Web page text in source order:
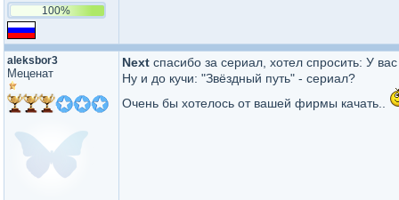
100%
aleksbor3
Меценат
Next спасибо за сериал, хотел спросить: У
Ну и до кучи: "Звёздный путь" - сериал?
Очень бы хотелось от вашей фирмы качать..